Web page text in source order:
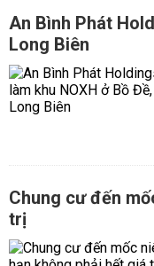
An Bình Phát
Long Biên
Chung cư đến
trị